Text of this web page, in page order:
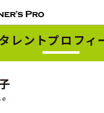
レントプロフィ